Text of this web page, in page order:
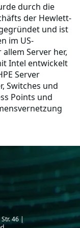
durch die
der Hewlett-
und ist
im US-
Server her,
Intel entwickelt
Server
Switches und
Points und
46 |